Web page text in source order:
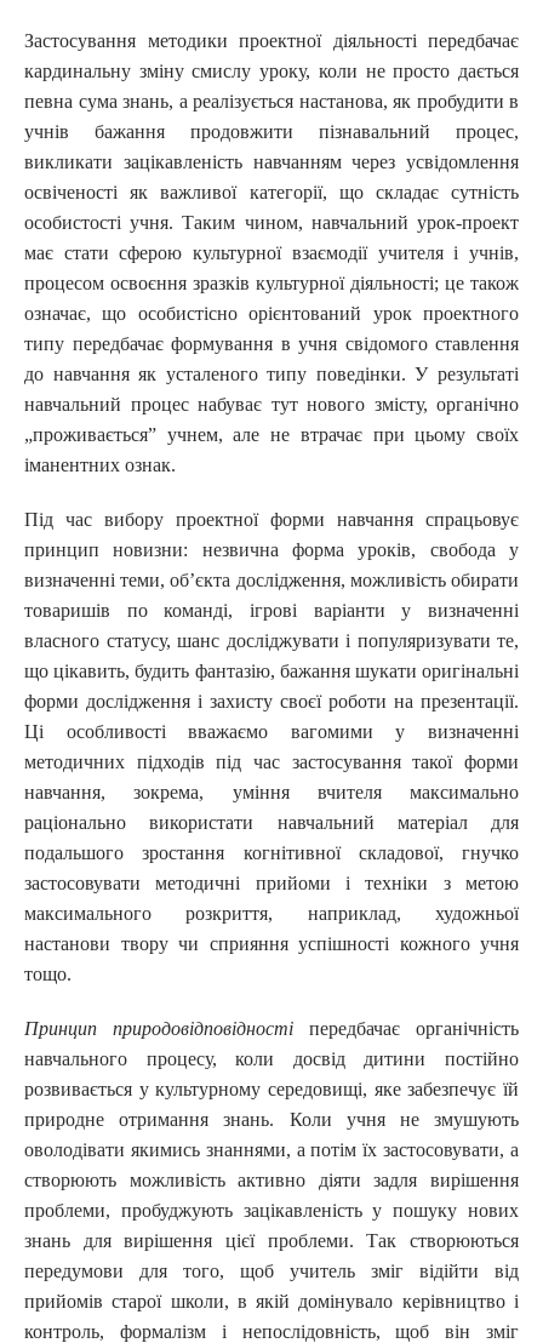
Застосування методики проектної діяльності передбачає
кардинальну зміну смислу уроку, коли не просто дається
певна сума знань, а реалізується настанова, як пробудити в
учнів бажання продовжити пізнавальний процес,
викликати зацікавленість навчанням через усвідомлення
освіченості як важливої категорії, що складає сутність
особистості учня. Таким чином, навчальний урок-проект
має стати сферою культурної взаємодії учителя і учнів,
процесом освоєння зразків культурної діяльності; це також
означає, що особистісно орієнтований урок проектного
типу передбачає формування в учня свідомого ставлення
до навчання як усталеного типу поведінки. У результаті
навчальний процес набуває тут нового змісту, органічно
„проживається” учнем, але не втрачає при цьому своїх
іманентних ознак.
Під час вибору проектної форми навчання спрацьовує
принцип новизни: незвична форма уроків, свобода у
визначенні теми, об’єкта дослідження, можливість обирати
товаришів по команді, ігрові варіанти у визначенні
власного статусу, шанс досліджувати і популяризувати те,
що цікавить, будить фантазію, бажання шукати оригінальні
форми дослідження і захисту своєї роботи на презентації.
Ці особливості вважаємо вагомими у визначенні
методичних підходів під час застосування такої форми
навчання, зокрема, уміння вчителя максимально
раціонально використати навчальний матеріал для
подальшого зростання когнітивної складової, гнучко
застосовувати методичні прийоми і техніки з метою
максимального розкриття, наприклад, художньої
настанови твору чи сприяння успішності кожного учня
тощо.
Принцип природовідповідності передбачає органічність
навчального процесу, коли досвід дитини постійно
розвивається у культурному середовищі, яке забезпечує їй
природне отримання знань. Коли учня не змушують
оволодівати якимись знаннями, а потім їх застосовувати, а
створюють можливість активно діяти задля вирішення
проблеми, пробуджують зацікавленість у пошуку нових
знань для вирішення цієї проблеми. Так створюються
передумови для того, щоб учитель зміг відійти від
прийомів старої школи, в якій домінувало керівництво і
контроль, формалізм і непослідовність, щоб він зміг